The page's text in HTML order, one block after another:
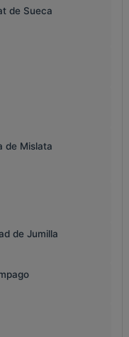
de Sueca
de Mislata
de Jumilla